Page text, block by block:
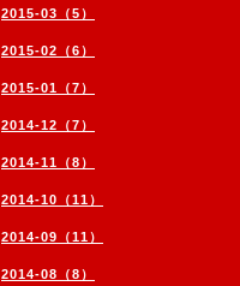
2015-03（5）
2015-02（6）
2015-01（7）
2014-12（7）
2014-11（8）
2014-10（11）
2014-09（11）
2014-08（8）